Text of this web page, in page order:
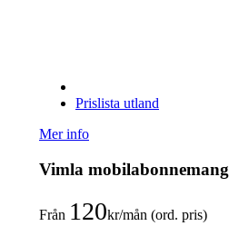
Prislista utland
Mer info
Vimla mobilabonnemang
Från 120kr/mån (ord. pris)